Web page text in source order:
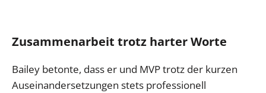
Zusammenarbeit trotz harter Worte
Bailey betonte, dass er und MVP trotz der kurzen
Auseinandersetzungen stets professionell